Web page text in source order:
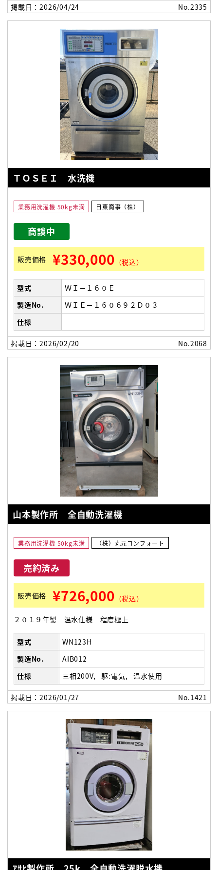
掲載日：2026/04/24 No.2335
ＴＯＳＥＩ 水洗機
業務用洗濯機 50kg未満 日東商事（株）
商談中
販売価格 ¥330,000 （税込）
型式
ＷＩ－１６０Ｅ
製造No.
ＷＩＥ－１６０６９２Ｄ０３
仕様
掲載日：2026/02/20 No.2068
山本製作所 全自動洗濯機
業務用洗濯機 50kg未満 （株）丸元コンフォート
売約済み
販売価格 ¥726,000 （税込）
２０１９年製 温水仕様 程度極上
型式
WN123H
製造No.
AIB012
仕様
三相200V 駆:電気 温水使用
掲載日：2026/01/27 No.1421